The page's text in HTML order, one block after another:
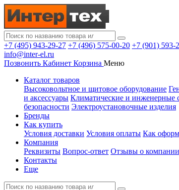
+7 (495) 943-29-27 +7 (496) 575-00-20 +7 (901) 593-
info@inter-el.ru
Позвонить Кабинет Корзина Меню
Каталог товаров
Высоковольтное и щитовое оборудование
и аксессуары Климатические и инженерные
безопасности Электроустановочные изделия
Бренды
Как купить
Условия доставки Условия оплаты Как
Компания
Реквизиты Вопрос-ответ Отзывы о компании
Контакты
Еще